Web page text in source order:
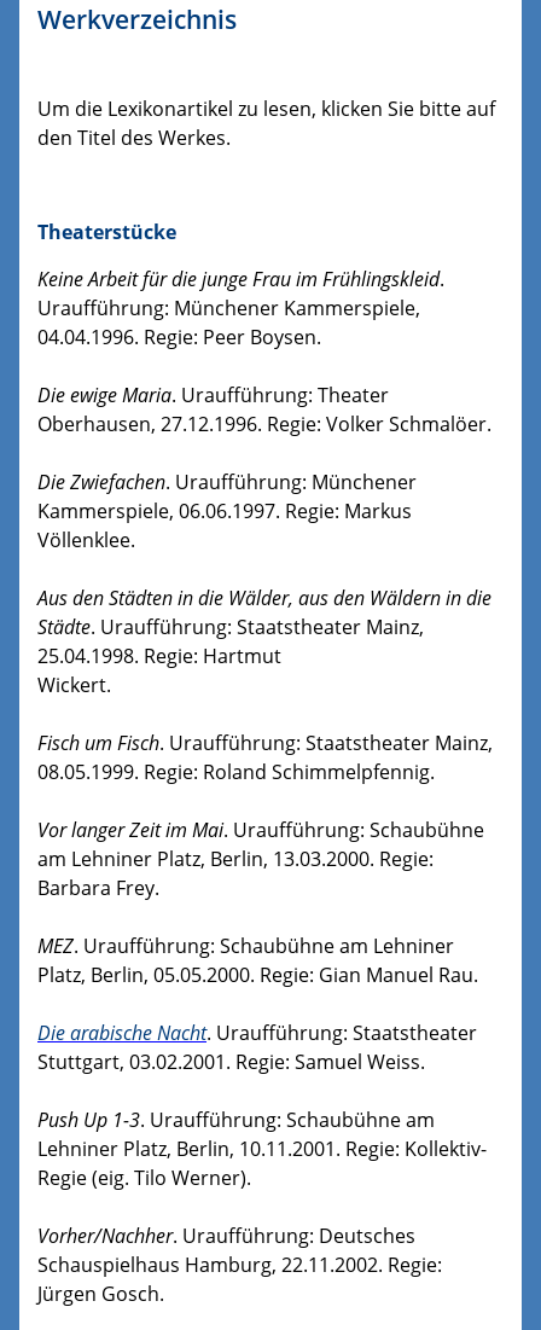
Werkverzeichnis
Um die Lexikonartikel zu lesen, klicken Sie bitte auf
den Titel des Werkes.
Theaterstücke
Keine Arbeit für die junge Frau im Frühlingskleid.
Uraufführung: Münchener Kammerspiele,
04.04.1996. Regie: Peer Boysen.
Die ewige Maria. Uraufführung: Theater
Oberhausen, 27.12.1996. Regie: Volker Schmalöer.
Die Zwiefachen. Uraufführung: Münchener
Kammerspiele, 06.06.1997. Regie: Markus
Völlenklee.
Aus den Städten in die Wälder, aus den Wäldern in die
Städte. Uraufführung: Staatstheater Mainz,
25.04.1998. Regie: Hartmut
Wickert.
Fisch um Fisch. Uraufführung: Staatstheater Mainz,
08.05.1999. Regie: Roland Schimmelpfennig.
Vor langer Zeit im Mai. Uraufführung: Schaubühne
am Lehniner Platz, Berlin, 13.03.2000. Regie:
Barbara Frey.
MEZ. Uraufführung: Schaubühne am Lehniner
Platz, Berlin, 05.05.2000. Regie: Gian Manuel Rau.
Die arabische Nacht. Uraufführung: Staatstheater
Stuttgart, 03.02.2001. Regie: Samuel Weiss.
Push Up 1-3. Uraufführung: Schaubühne am
Lehniner Platz, Berlin, 10.11.2001. Regie: Kollektiv-
Regie (eig. Tilo Werner).
Vorher/Nachher. Uraufführung: Deutsches
Schauspielhaus Hamburg, 22.11.2002. Regie:
Jürgen Gosch.